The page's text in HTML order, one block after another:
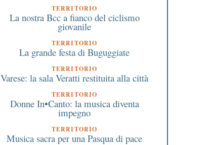
TERRITORIO
La nostra Bcc a fianco del ciclismo
giovanile
TERRITORIO
La grande festa di Buguggiate
TERRITORIO
Varese: la sala Veratti restituita alla città
TERRITORIO
Donne In•Canto: la musica diventa
impegno
TERRITORIO
Musica sacra per una Pasqua di pace